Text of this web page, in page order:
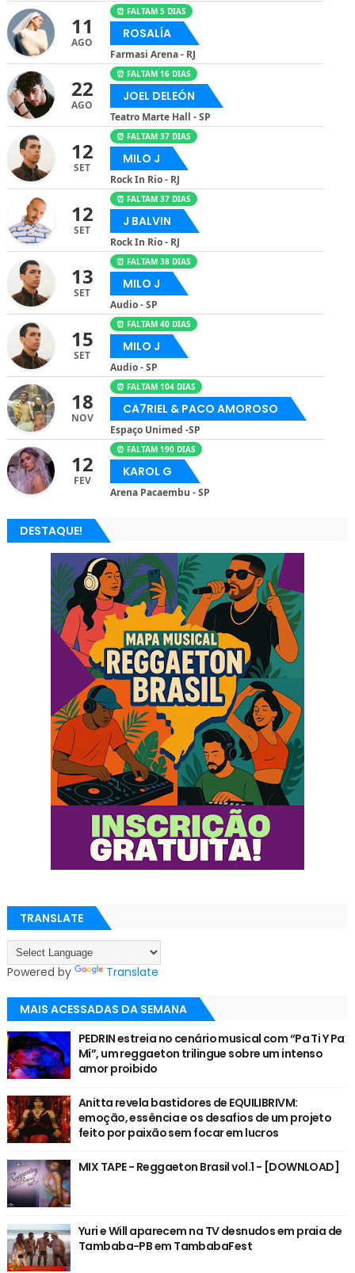
11
AGO
⏰ FALTAM 5 DIAS
ROSALÍA
Farmasi Arena - RJ
22
AGO
⏰ FALTAM 16 DIAS
JOEL DELEÓN
Teatro Marte Hall - SP
12
SET
⏰ FALTAM 37 DIAS
MILO J
Rock In Rio - RJ
12
SET
⏰ FALTAM 37 DIAS
J BALVIN
Rock In Rio - RJ
13
SET
⏰ FALTAM 38 DIAS
MILO J
Audio - SP
15
SET
⏰ FALTAM 40 DIAS
MILO J
Audio - SP
18
NOV
⏰ FALTAM 104 DIAS
CA7RIEL & PACO AMOROSO
Espaço Unimed -SP
12
FEV
⏰ FALTAM 190 DIAS
KAROL G
Arena Pacaembu - SP
DESTAQUE!
TRANSLATE
Powered by Translate
MAIS ACESSADAS DA SEMANA
PEDRIN estreia no cenário musical com “Pa Ti Y Pa
Mí”, um reggaeton trilingue sobre um intenso
amor proibido
Anitta revela bastidores de EQUILIBRIVM:
emoção, essência e os desafios de um projeto
feito por paixão sem focar em lucros
MIX TAPE - Reggaeton Brasil vol.1 - [DOWNLOAD]
Yuri e Will aparecem na TV desnudos em praia de
Tambaba-PB em TambabaFest